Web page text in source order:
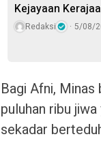
Kejayaan
Redaksi 5/08/
Bagi Afni, Minas
puluhan ribu
sekadar